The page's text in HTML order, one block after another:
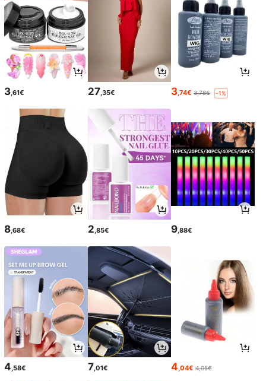
3,61€ 27,35€ 3,74€ 3,78€ -1%
8,68€ 2,85€ 9,88€
4,58€ 7,01€ 4,04€ 4,05€